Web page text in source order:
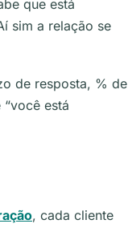
que está
sim a relação se
de resposta, % de
está
, cada cliente